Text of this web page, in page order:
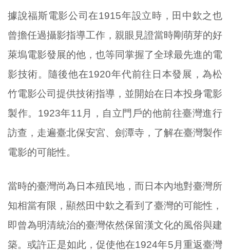
據說福斯電影公司在1915年設立時，田中欽之也
曾擔任過攝影指導工作，親眼見證當時剛萌芽的好
萊塢電影發展的他，也等同掌握了全球最先進的電
影技術。隨後他在1920年代前往日本發展，為松
竹電影公司提供技術指導，並開始在日本投身電影
製作。1923年11月，自立門戶的他前往臺灣進行
訪查，走遍臺北保安宮、劍潭寺，了解在臺灣製作
電影的可能性。
當時的臺灣尚為日本殖民地，而日本內地對臺灣所
知相當有限，顯然田中欽之看到了臺灣的可能性，
即曾為明清統治的臺灣依然保留漢文化的風俗與建
築。或許正是如此，促使他在1924年5月重返臺灣